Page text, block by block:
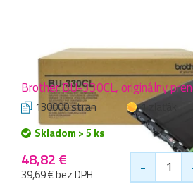
Brother BU-330CL, originálny
130000 stran
1 zlaťák
Skladom > 5 ks
48,82 €
39,69 € bez DPH -